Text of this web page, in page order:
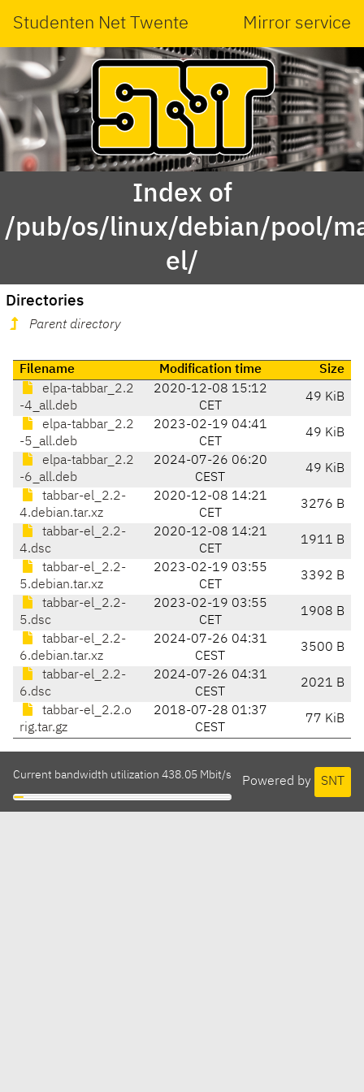
Studenten Net Twente Mirror service
Index of
/pub/os/linux/debian/pool/
el/
Directories
Parent directory
Filename Modification time
Size
elpa-tabbar_2.2
-4_all.deb
2020-12-08 15:12
CET
49 KiB
elpa-tabbar_2.2
-5_all.deb
2023-02-19 04:41
CET
49 KiB
elpa-tabbar_2.2
-6_all.deb
2024-07-26 06:20
CEST
49 KiB
tabbar-el_2.2-
4.debian.tar.xz
2020-12-08 14:21
CET
3276 B
tabbar-el_2.2-
4.dsc
2020-12-08 14:21
CET
1911 B
tabbar-el_2.2-
5.debian.tar.xz
2023-02-19 03:55
CET
3392 B
tabbar-el_2.2-
5.dsc
2023-02-19 03:55
CET
1908 B
tabbar-el_2.2-
6.debian.tar.xz
2024-07-26 04:31
CEST
3500 B
tabbar-el_2.2-
6.dsc
2024-07-26 04:31
CEST
2021 B
tabbar-el_2.2.o
rig.tar.gz
2018-07-28 01:37
CEST
77 KiB
Powered by SNT
Current bandwidth utilization 438.05 Mbit/s